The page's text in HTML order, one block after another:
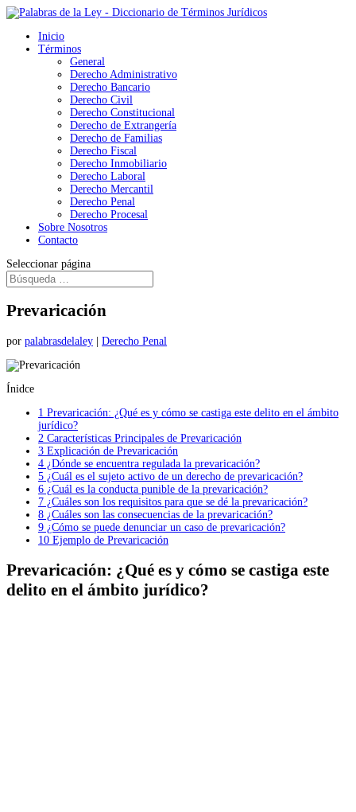
Inicio
Términos
General
Derecho Administrativo
Derecho Bancario
Derecho Civil
Derecho Constitucional
Derecho de Extrangería
Derecho de Familias
Derecho Fiscal
Derecho Inmobiliario
Derecho Laboral
Derecho Mercantil
Derecho Penal
Derecho Procesal
Sobre Nosotros
Contacto
Seleccionar página
Prevaricación
por palabrasdelaley Derecho Penal
Ínidce
1 Prevaricación: ¿Qué es y cómo se castiga este delito en el ámbito
jurídico?
2 Características Principales de Prevaricación
3 Explicación de Prevaricación
4 ¿Dónde se encuentra regulada la prevaricación?
5 ¿Cuál es el sujeto activo de un derecho de prevaricación?
6 ¿Cuál es la conducta punible de la prevaricación?
7 ¿Cuáles son los requisitos para que se dé la prevaricación?
8 ¿Cuáles son las consecuencias de la prevaricación?
9 ¿Cómo se puede denunciar un caso de prevaricación?
10 Ejemplo de Prevaricación
Prevaricación: ¿Qué es y cómo se castiga este
delito en el ámbito jurídico?